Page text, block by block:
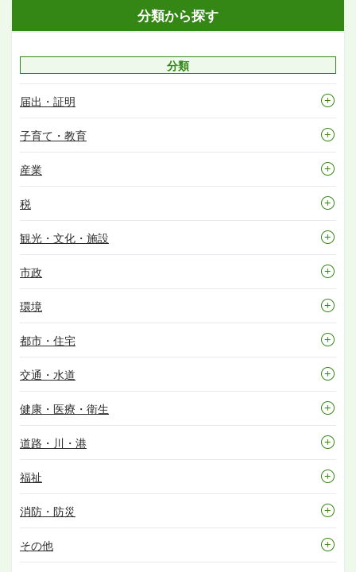
分類から探す
分類
届出・証明
子育て・教育
産業
税
観光・文化・施設
市政
環境
都市・住宅
交通・水道
健康・医療・衛生
道路・川・港
福祉
消防・防災
その他